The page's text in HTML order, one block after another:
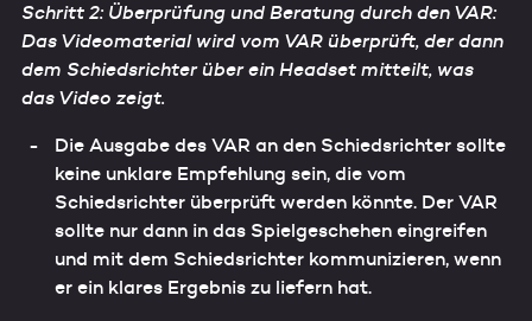
Schritt 2: Überprüfung und Beratung durch den VAR:
Das Videomaterial wird vom VAR überprüft, der dann
dem Schiedsrichter über ein Headset mitteilt, was
das Video zeigt.
Die Ausgabe des VAR an den Schiedsrichter sollte
keine unklare Empfehlung sein, die vom
Schiedsrichter überprüft werden könnte. Der VAR
sollte nur dann in das Spielgeschehen eingreifen
und mit dem Schiedsrichter kommunizieren, wenn
er ein klares Ergebnis zu liefern hat.